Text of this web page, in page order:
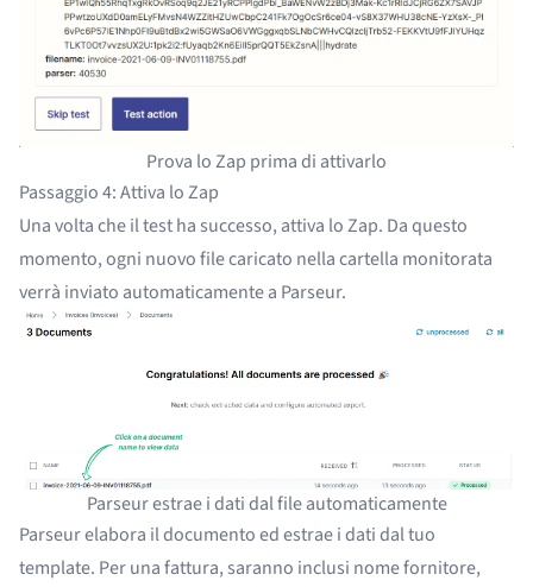
Prova lo Zap prima di attivarlo
Passaggio 4: Attiva lo Zap
Una volta che il test ha successo, attiva lo Zap. Da questo
momento, ogni nuovo file caricato nella cartella monitorata
verrà inviato automaticamente a Parseur.
Parseur estrae i dati dal file automaticamente
Parseur elabora il documento ed estrae i dati dal tuo
template. Per una fattura, saranno inclusi nome fornitore,